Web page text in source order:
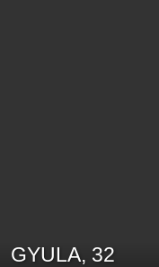
GYULA, 32